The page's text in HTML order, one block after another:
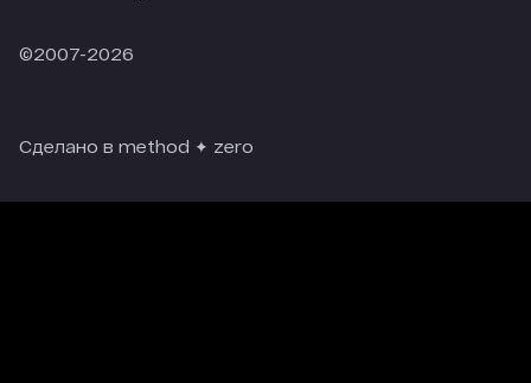
©2007-2026
Сделано в method ✦ zero